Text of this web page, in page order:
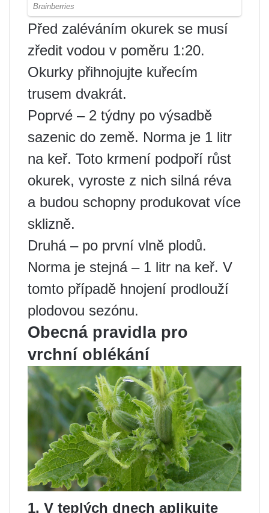
Před zaléváním okurek se musí
zředit vodou v poměru 1:20.
Okurky přihnojujte kuřecím
trusem dvakrát.
Poprvé – 2 týdny po výsadbě
sazenic do země. Norma je 1 litr
na keř. Toto krmení podpoří růst
okurek, vyroste z nich silná réva
a budou schopny produkovat více
sklizně.
Druhá – po první vlně plodů.
Norma je stejná – 1 litr na keř. V
tomto případě hnojení prodlouží
plodovou sezónu.
Obecná pravidla pro
vrchní oblékání
1. V teplých dnech aplikujte